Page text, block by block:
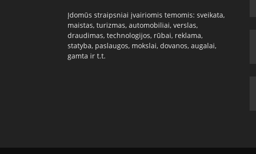
Įdomūs straipsniai įvairiomis temomis: sveikata,
maistas, turizmas, automobiliai, verslas,
draudimas, technologijos, rūbai, reklama,
statyba, paslaugos, mokslai, dovanos, augalai,
gamta ir t.t.